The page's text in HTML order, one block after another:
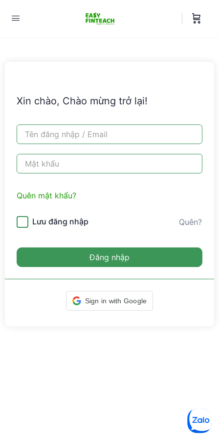
Xin chào, Chào mừng trở lại!
Quên mật khẩu?
Lưu đăng nhập Quên?
Đăng nhập
Sign in with Google